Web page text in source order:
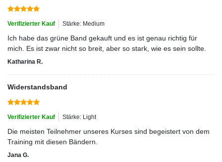
Verifizierter Kauf Stärke: Medium
Ich habe das grüne Band gekauft und es ist genau richtig für
mich. Es ist zwar nicht so breit, aber so stark, wie es sein sollte.
Katharina R.
Widerstandsband
Verifizierter Kauf Stärke: Light
Die meisten Teilnehmer unseres Kurses sind begeistert von dem
Training mit diesen Bändern.
Jana G.